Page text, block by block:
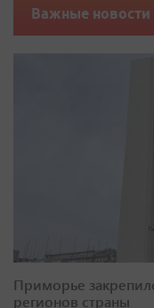
Важные новости
Приморье
регионов страны